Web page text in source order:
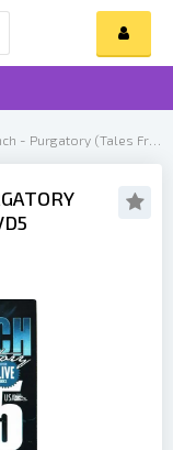
(Tales From The Pit) (2013)